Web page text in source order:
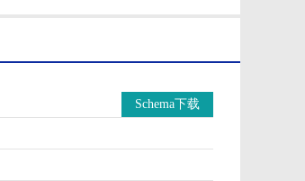
Schema下载